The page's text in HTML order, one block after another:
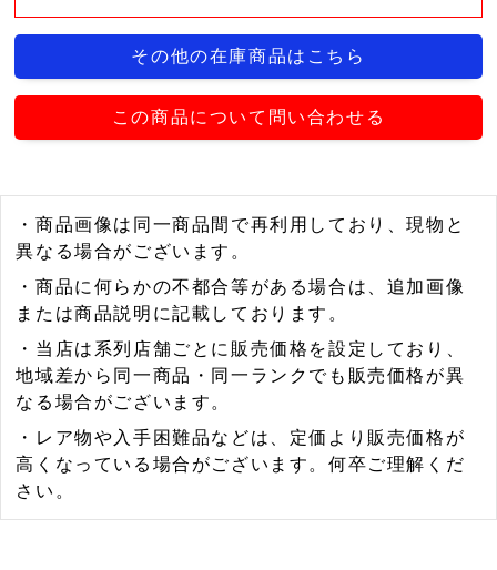
その他の在庫商品はこちら
この商品について問い合わせる
・商品画像は同一商品間で再利用しており、現物と
異なる場合がございます。
・商品に何らかの不都合等がある場合は、追加画像
または商品説明に記載しております。
・当店は系列店舗ごとに販売価格を設定しており、
地域差から同一商品・同一ランクでも販売価格が異
なる場合がございます。
・レア物や入手困難品などは、定価より販売価格が
高くなっている場合がございます。何卒ご理解くだ
さい。